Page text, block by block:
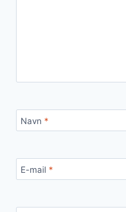
Navn *
E-mail *